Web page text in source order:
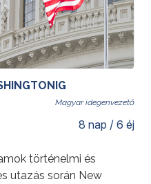
Magyar idegenvezető
8 nap / 6 éj
történelmi és
utazás során New